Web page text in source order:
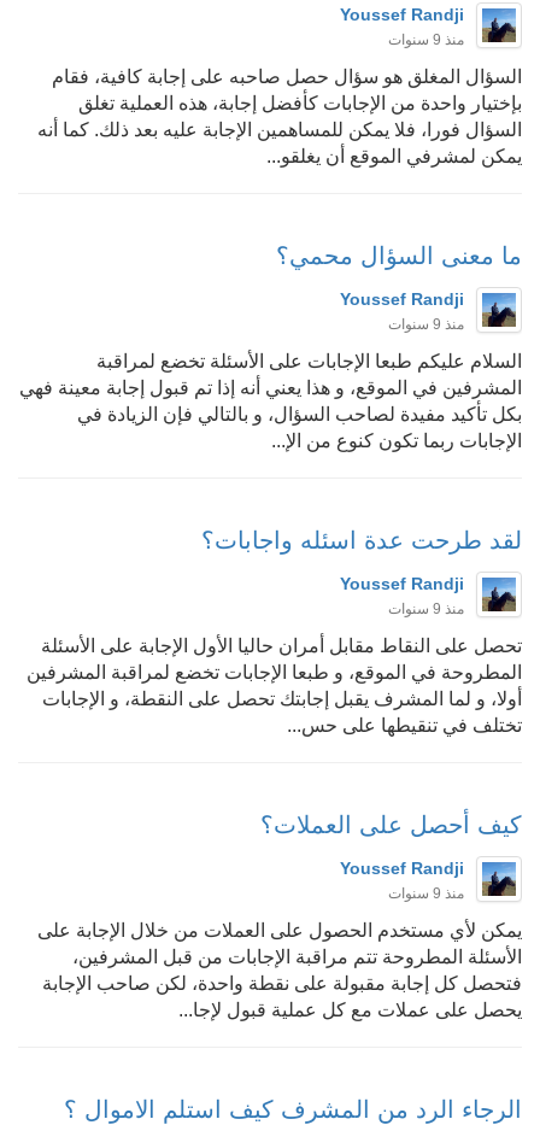
Youssef Randji
منذ 9 سنوات
السؤال المغلق هو سؤال حصل صاحبه على إجابة كافية، فقام
بإختيار واحدة من الإجابات كأفضل إجابة، هذه العملية تغلق
السؤال فورا، فلا يمكن للمساهمين الإجابة عليه بعد ذلك. كما أنه
يمكن لمشرفي الموقع أن يغلقو...
ما معنى السؤال محمي؟
Youssef Randji
منذ 9 سنوات
السلام عليكم طبعا الإجابات على الأسئلة تخضع لمراقبة
المشرفين في الموقع، و هذا يعني أنه إذا تم قبول إجابة معينة فهي
بكل تأكيد مفيدة لصاحب السؤال، و بالتالي فإن الزيادة في
الإجابات ربما تكون كنوع من الإ...
لقد طرحت عدة اسئله واجابات؟
Youssef Randji
منذ 9 سنوات
تحصل على النقاط مقابل أمران حاليا الأول الإجابة على الأسئلة
المطروحة في الموقع، و طبعا الإجابات تخضع لمراقبة المشرفين
أولا، و لما المشرف يقبل إجابتك تحصل على النقطة، و الإجابات
تختلف في تنقيطها على حس...
كيف أحصل على العملات؟
Youssef Randji
منذ 9 سنوات
يمكن لأي مستخدم الحصول على العملات من خلال الإجابة على
الأسئلة المطروحة تتم مراقبة الإجابات من قبل المشرفين،
فتحصل كل إجابة مقبولة على نقطة واحدة، لكن صاحب الإجابة
يحصل على عملات مع كل عملية قبول لإجا...
الرجاء الرد من المشرف كيف استلم الاموال ؟